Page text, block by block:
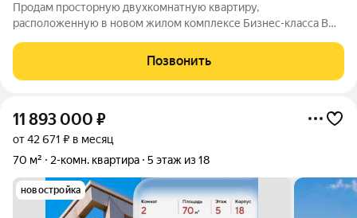
Продам просторную двухкомнатную квартиру,
расположенную в новом жилом комплексе Бизнес-класса В
панорамный вид на город. Дом монолитно-кирпичный. В
подъезде установлено видео-наблюдение, дежурит
Позвонить
11 893 000 ₽
от 42 671 ₽ в месяц
70 м²
2-комн. квартира 5 этаж из 18
новостройка